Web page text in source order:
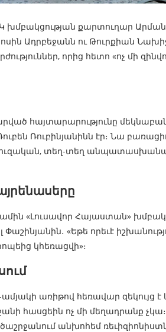
խմբակցության քարտուղար
Ադրբեջանն ու Թուրքիան
որից հետո «ոչ մի
հայտարարությունը
Ռուբինյանինն էր։ Նա
տեղ-տեղ
«Լուսավոր Հայաստան»
Փաշինյանին․ «Եթե որեւէ
կհեռացվի»։
առիթով հեռավար զեկույց
հասցեին ոչ մի մեղադրանք
անխոհեմ